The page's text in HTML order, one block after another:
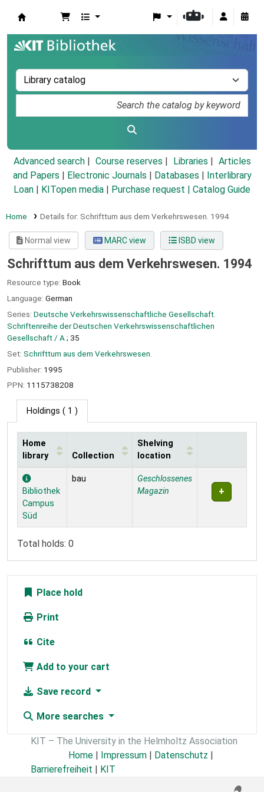
Advanced search Course reserves Libraries
Articles
and Papers
Electronic Journals Databases
Interlibrary
Loan
KITopen media Purchase request | Catalog Guide
Home Details for: Schrifttum aus dem Verkehrswesen. 1994
Normal view MARC view ISBD view
Schrifttum aus dem Verkehrswesen. 1994
Resource type: Book
Language: German
Series: Deutsche Verkehrswissenschaftliche Gesellschaft.
Schriftenreihe der Deutschen Verkehrswissenschaftlichen
Gesellschaft / A ; 35
Set: Schrifttum aus dem Verkehrswesen.
Publisher: 1995
PPN: 1115738208
Holdings ( 1 )
Holdings
Home
library
Collection
Shelving
location
Bibliothek
Campus
Süd
bau
Geschlossenes
Magazin
Total holds: 0
Place hold
Print
Cite
Add to your cart
Save record
More searches
KIT – The University in the Helmholtz Association
Home
Impressum Datenschutz
Barrierefreiheit
KIT